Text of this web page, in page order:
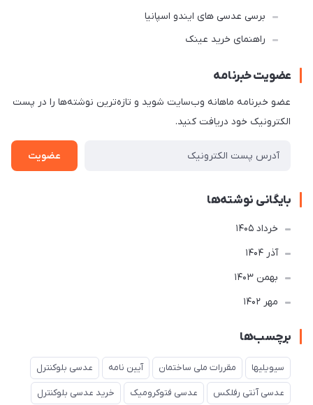
برسی عدسی های ایندو اسپانیا
راهنمای خرید عینک
عضویت خبرنامه
عضو خبرنامه ماهانه وب‌سایت شوید و تازه‌ترین نوشته‌ها را در پست
الکترونیک خود دریافت کنید.
عضویت
بایگانی نوشته‌ها
خرداد 1405
آذر 1404
بهمن 1403
مهر 1402
برچسب‌ها
سیویلیها مقررات ملی ساختمان آیین نامه عدسی بلوکنترل
عدسی آنتی رفلکس عدسی فتوکرومیک خرید عدسی بلوکنترل